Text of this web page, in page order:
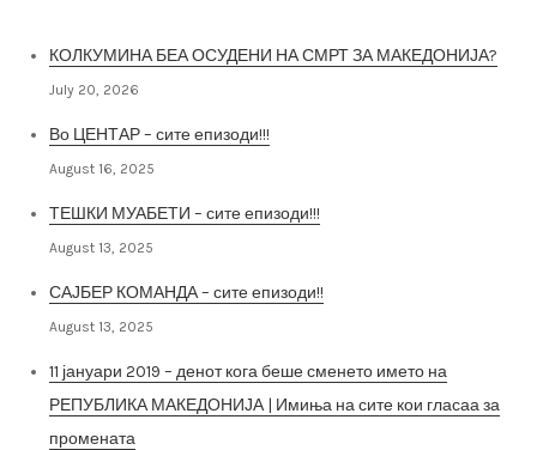
КОЛКУМИНА БЕА ОСУДЕНИ НА СМРТ ЗА МАКЕДОНИЈА?
July 20, 2026
Во ЦЕНТАР – сите епизоди!!!
August 16, 2025
ТЕШКИ МУАБЕТИ – сите епизоди!!!
August 13, 2025
САЈБЕР КОМАНДА – сите епизоди!!
August 13, 2025
11 јануари 2019 – денот кога беше сменето името на
РЕПУБЛИКА МАКЕДОНИЈА | Имиња на сите кои гласаа за
промената